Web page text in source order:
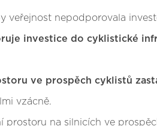
veřejnost nepodporovala
investice do cyklistické
ve prospěch cyklistů
vzácně.
prostoru na silnicích ve